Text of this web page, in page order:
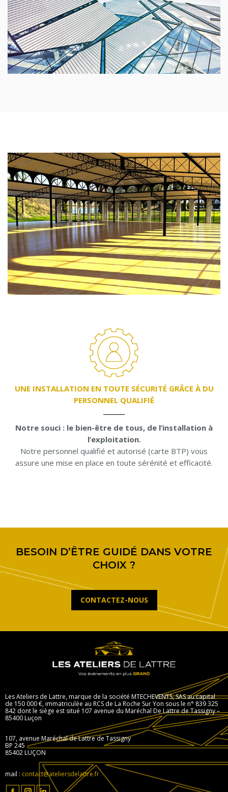
UNE INSTALLATION EN TOUTE SÉCURITÉ GRÂCE À DU
PERSONNEL QUALIFIÉ
Notre souci : le bien-être de tous, de l’installation à
l’exploitation.
Notre personnel qualifié et autorisé (carte BTP) vous
assure une mise en place en toute sérénité et efficacité.
BESOIN D’ÊTRE GUIDÉ DANS VOTRE
CHOIX ?
CONTACTEZ-NOUS
Les Ateliers de Lattre, marque de la société MTECHEVENTS, SAS au capital
de 150 000 €, immatriculée au RCS de La Roche Sur Yon sous le n° 839 325
842 dont le siège est situé 107 avenue du Maréchal De Lattre de Tassigny –
85400 Luçon
107, avenue Maréchal de Lattre de Tassigny
BP 245
85402 LUÇON
mail : contact@ateliersdelattre.fr